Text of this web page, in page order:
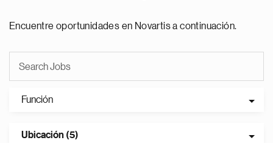
Encuentre oportunidades en Novartis a continuación.
Función
Ubicación (5)